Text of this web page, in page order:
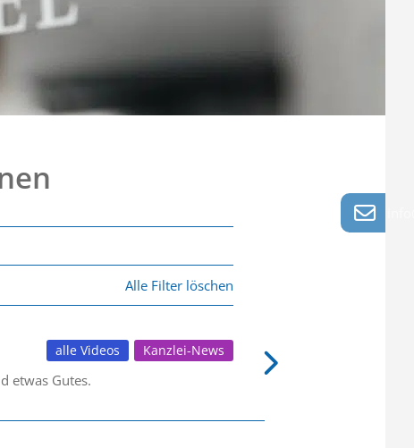
Alle Filter löschen
Kanzlei-News
alle Videos
etwas Gutes.